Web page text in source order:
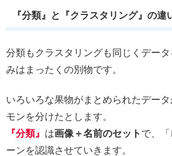
『分類』と『クラスタリング』の違
分類もクラスタリングも同じくデー
みはまったくの別物です。
いろいろな果物がまとめられたデー
モンを分けたとします。
『分類』 は画像＋名前のセット で、
ーンを認識させていきます。